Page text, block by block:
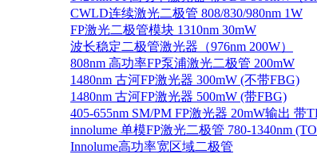
CWLD连续激光二极管 808/830/980nm 1W
FP激光二极管模块 1310nm 30mW
波长稳定二极管激光器（976nm 200W）
808nm 高功率FP泵浦激光二极管 200mW
1480nm 古河FP激光器 300mW (不带FBG)
1480nm 古河FP激光器 500mW (带FBG)
405-655nm SM/PM FP激光器 20mW输出 带
innolume 单模FP激光二极管 780-1340nm
Innolume高功率宽区域二极管